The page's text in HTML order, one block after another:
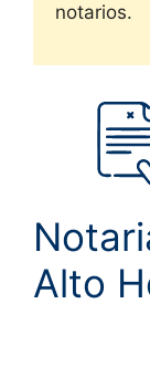
notarios.
Alto